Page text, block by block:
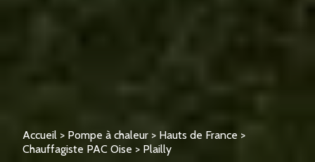
Accueil > Pompe à chaleur > Hauts de France >
Chauffagiste PAC Oise > Plailly